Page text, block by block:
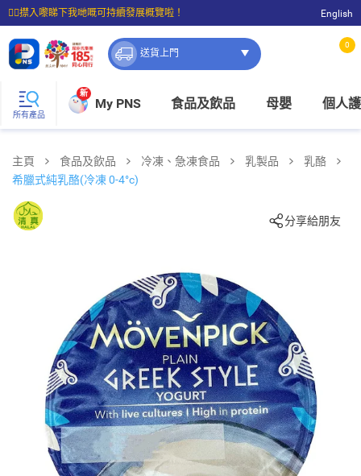
☝🏼㩒入嚟睇下我哋嘅可持續發展概覽啦！
⭐購物滿$399即享免費送貨；滿$100即可免費店取。
English
送貨上門
0
所有產品
新
My PNS 食品及飲品 母嬰 個人
主頁 食品及飲品 冷凍、急凍食品 乳製品
乳酪
希臘式純乳酪(冷凍 0-4°c)
分享給朋友